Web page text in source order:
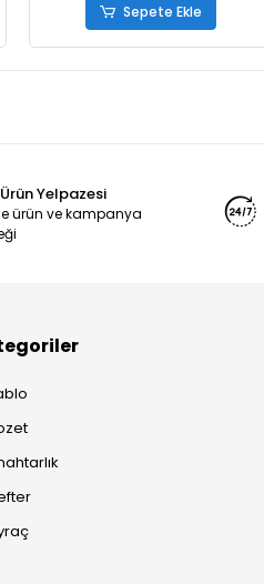
Sepete Ekle
Yelpazesi
ürün ve kampanya